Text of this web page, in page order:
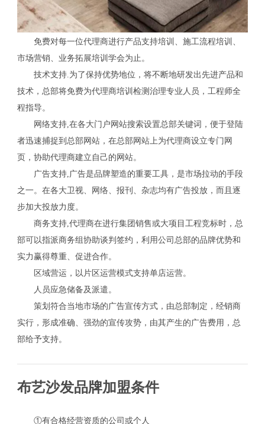
免费对每一位代理商进行产品支持培训、施工流程培训、
市场营销、业务拓展培训学会为止。
技术支持.为了保持优势地位，将不断地研发出先进产品和
技术，总部将免费为代理商培训检测治理专业人员，工程师全
程指导。
网络支持,在各大门户网站搜索设置总部关键词，便于登陆
者迅速捕捉到总部网站，在总部网站上为代理商设立专门网
页，协助代理商建立自己的网站。
广告支持,广告是品牌塑造的重要工具，是市场拉动的手段
之一。在各大卫视、网络、报刊、杂志均有广告投放，而且逐
步加大投放力度。
商务支持,代理商在进行集团销售或大项目工程竞标时，总
部可以指派商务组协助谈判签约，利用公司总部的品牌优势和
实力赢得尊重、促进合作。
区域营运，以片区运营模式支持单店运营。
人员应急储备及派遣。
策划符合当地市场的广告宣传方式，由总部制定，经销商
实行，形成准确、强劲的宣传攻势，由其产生的广告费用，总
部给予支持。
布艺沙发品牌加盟条件
①有合格经营资质的公司或个人